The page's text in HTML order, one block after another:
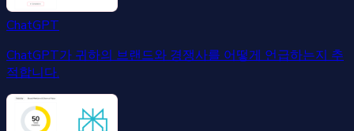
ChatGPT
ChatGPT가 귀하의 브랜드와 경쟁사를 어떻게 언급하는지 추
적합니다.